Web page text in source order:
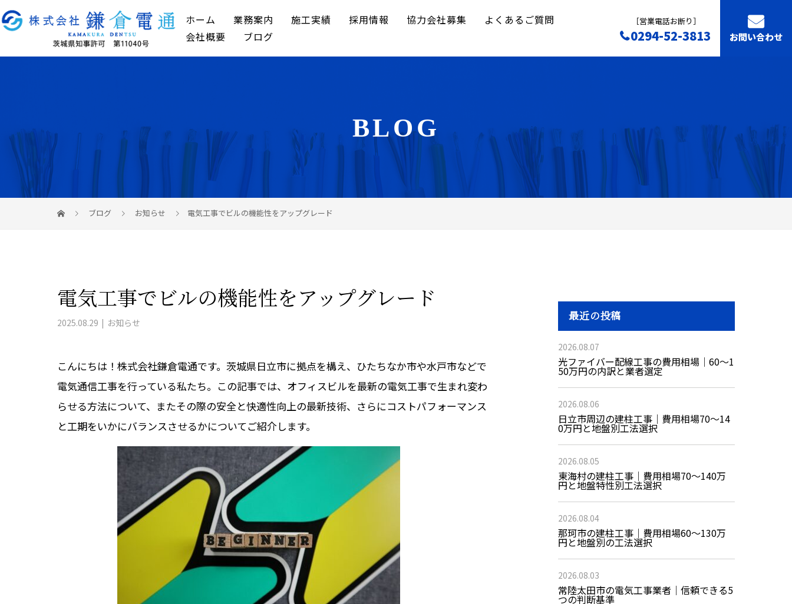
ホーム 業務案内 施工実績 採用情報 協力会社募集
よくあるご質問
会社概要
ブログ
［営業電話お断り］
0294-52-3813 お問い合わせ
BLOG
ブログ お知らせ 電気工事でビルの機能性をアップグレード
電気工事でビルの機能性をアップグレード
2025.08.29 お知らせ
こんにちは！株式会社鎌倉電通です。茨城県日立市に拠点を構え、ひたちなか市や水戸市などで
電気通信工事を行っている私たち。この記事では、オフィスビルを最新の電気工事で生まれ変わ
らせる方法について、またその際の安全と快適性向上の最新技術、さらにコストパフォーマンス
と工期をいかにバランスさせるかについてご紹介します。
最近の投稿
2026.08.07
光ファイバー配線工事の費用相場｜60〜1
50万円の内訳と業者選定
2026.08.06
日立市周辺の建柱工事｜費用相場70〜14
0万円と地盤別工法選択
2026.08.05
東海村の建柱工事｜費用相場70〜140万
円と地盤特性別工法選択
2026.08.04
那珂市の建柱工事｜費用相場60〜130万
円と地盤別の工法選択
2026.08.03
常陸太田市の電気工事業者｜信頼できる5
つの判断基準